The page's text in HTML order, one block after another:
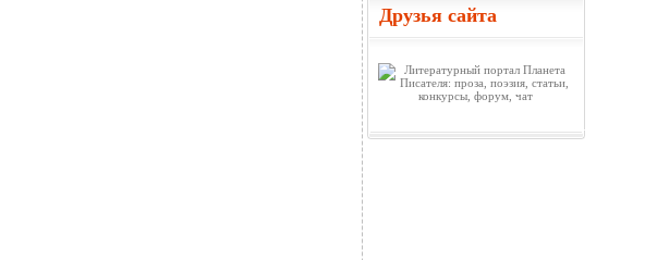
Друзья сайта